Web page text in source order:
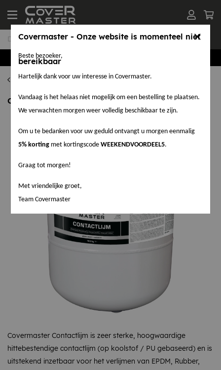
EPDM Lijm
Coverbond Spray 22 liter, 18,9 kg
Covermaster Contactlijm is zeer sterke, hoogwaardige
hittebestendige contactlijm (op koolstof / PU gebaseerd) en is
uitstekend inzetbaar voor het verlijmen van EPDM, Rubber,
Covermaster - Onze website is momenteel niet
bereikbaar
Beste bezoeker,
Hartelijk dank voor uw interesse in Covermaster.
Vandaag is het helaas niet mogelijk om een bestelling te plaatsen.
We verwachten morgen weer volledig beschikbaar te zijn.
Om u te bedanken voor uw geduld ontvangt u morgen eenmalig
5% korting met kortingscodeWEEKENDVOORDEEL5.
Graag tot morgen!
Met vriendelijke groet,
Team Covermaster